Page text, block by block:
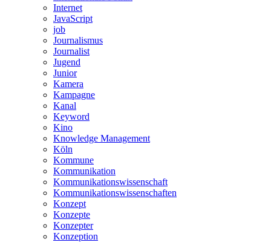
Internet
JavaScript
job
Journalismus
Journalist
Jugend
Junior
Kamera
Kampagne
Kanal
Keyword
Kino
Knowledge Management
Köln
Kommune
Kommunikation
Kommunikationswissenschaft
Kommunikationswissenschaften
Konzept
Konzepte
Konzepter
Konzeption